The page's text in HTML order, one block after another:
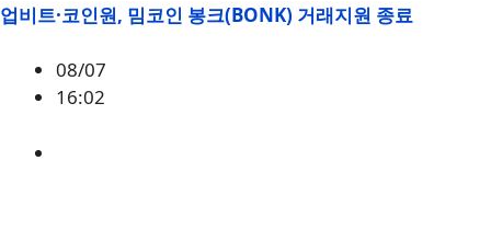
업비트·코인원, 밈코인 봉크(BONK) 거래지원 종료
08/07
16:02